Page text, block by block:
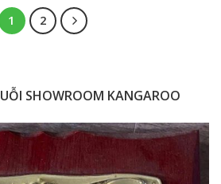
1 2
SHOWROOM KANGAROO